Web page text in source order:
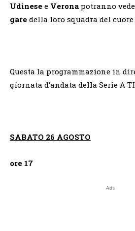
Udinese e Verona potranno
gare della loro squadra del cuore
Questa la programmazione in
giornata d’andata della Serie A
SABATO 26 AGOSTO
ore 17
Ads